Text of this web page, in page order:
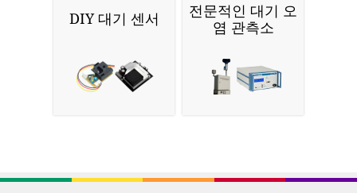
DIY 대기 센서
전문적인 대기 오
염 관측소